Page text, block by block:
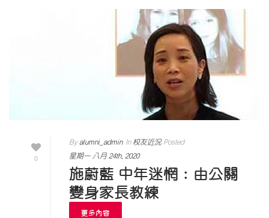
0
Byalumni_admin In校友近況Posted
星期一 八月 24th, 2020
施蔚藍 中年迷惘：由公關
變身家長教練
更多內容